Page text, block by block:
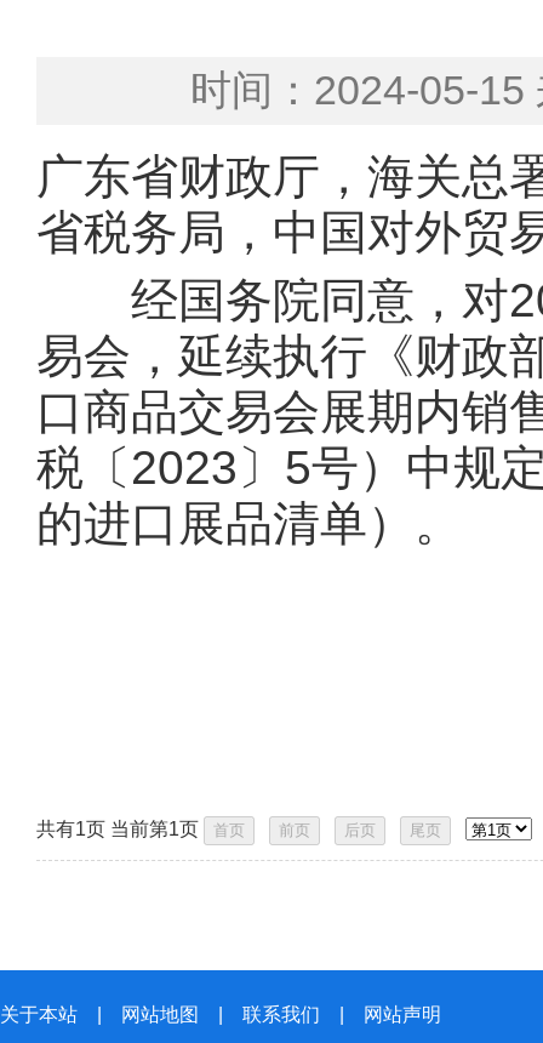
时间：2024-05-
广东省财政厅，海关总
省税务局，中国对外贸
经国务院同意，对
易会，延续执行《财政
口商品交易会展期内销
税〔2023〕5号）中规
的进口展品清单）。
共有1页 当前第1页
关于本站 网站地图 联系我们
网站声明